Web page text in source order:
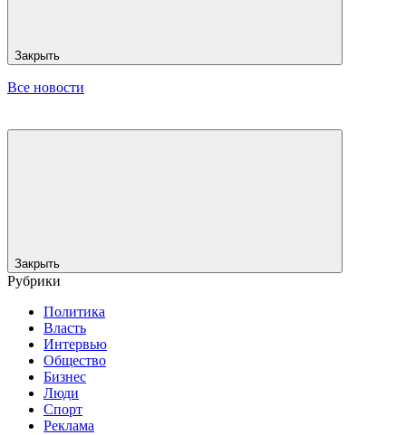
Закрыть
Все новости
Закрыть
Рубрики
Политика
Власть
Интервью
Общество
Бизнес
Люди
Спорт
Реклама